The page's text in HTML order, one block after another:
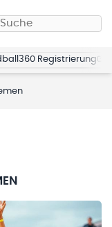
Suche
Registrierung